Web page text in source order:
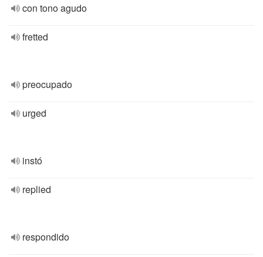
con tono agudo
fretted
preocupado
urged
instó
replied
respondido